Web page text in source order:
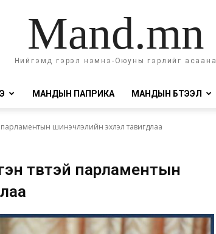
Mand.mn
Нийгэмд гэрэл нэмнэ-Оюуны гэрлийг асаана
МАНДЫН ПАПРИКА МАНДЫН БҮТЭЭЛ
шинэчлэлийн эхлэл тавигдлаа
төвтэй парламентын